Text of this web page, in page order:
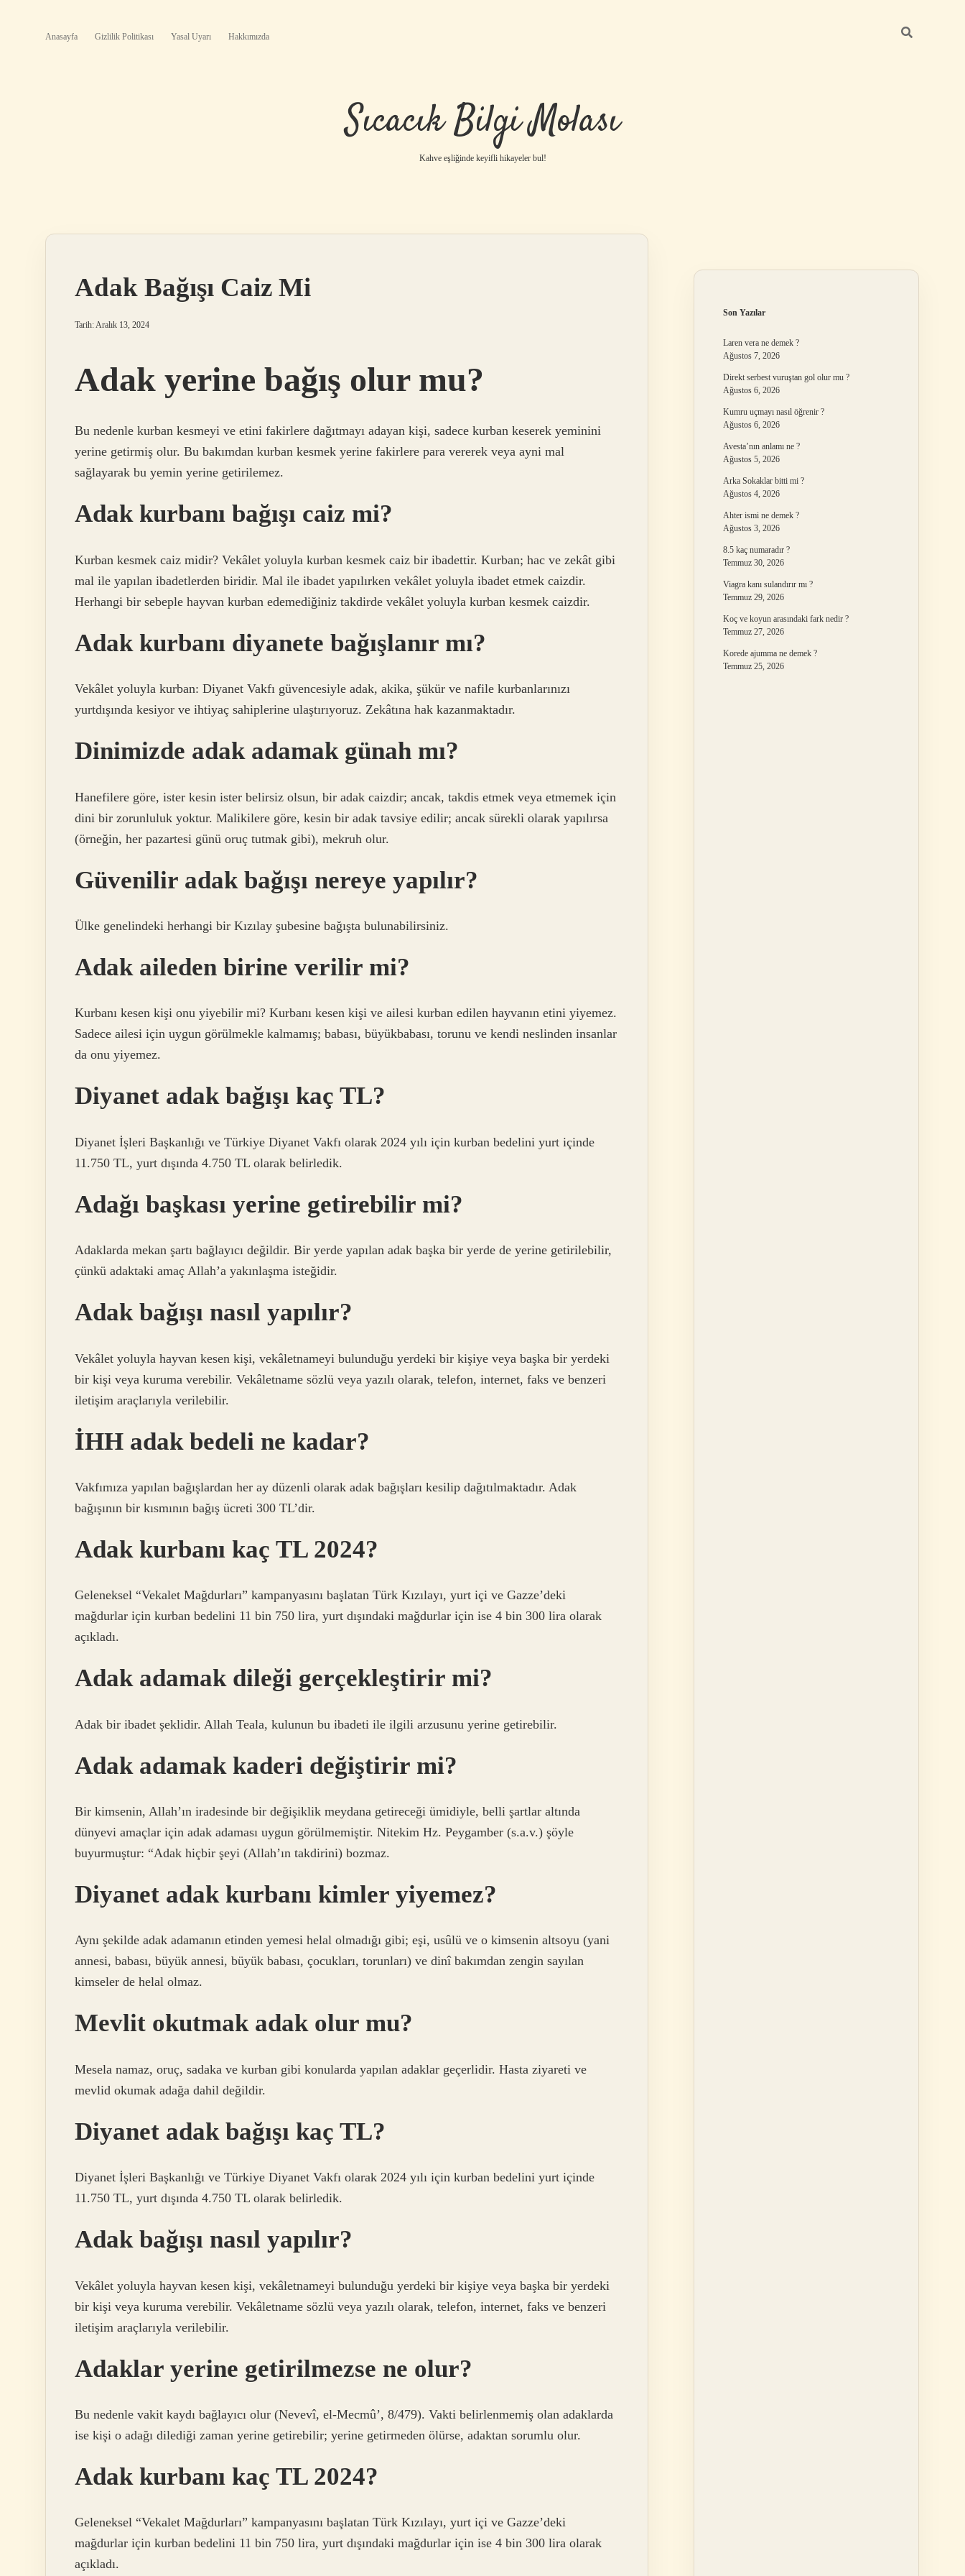
Anasayfa Gizlilik Politikası Yasal Uyarı Hakkımızda
Sıcacık Bilgi Molası
Kahve eşliğinde keyifli hikayeler bul!
Adak Bağışı Caiz Mi
Tarih: Aralık 13, 2024
Adak yerine bağış olur mu?
Bu nedenle kurban kesmeyi ve etini fakirlere dağıtmayı adayan kişi, sadece kurban keserek yeminini
yerine getirmiş olur. Bu bakımdan kurban kesmek yerine fakirlere para vererek veya ayni mal
sağlayarak bu yemin yerine getirilemez.
Adak kurbanı bağışı caiz mi?
Kurban kesmek caiz midir? Vekâlet yoluyla kurban kesmek caiz bir ibadettir. Kurban; hac ve zekât gibi
mal ile yapılan ibadetlerden biridir. Mal ile ibadet yapılırken vekâlet yoluyla ibadet etmek caizdir.
Herhangi bir sebeple hayvan kurban edemediğiniz takdirde vekâlet yoluyla kurban kesmek caizdir.
Adak kurbanı diyanete bağışlanır mı?
Vekâlet yoluyla kurban: Diyanet Vakfı güvencesiyle adak, akika, şükür ve nafile kurbanlarınızı
yurtdışında kesiyor ve ihtiyaç sahiplerine ulaştırıyoruz. Zekâtına hak kazanmaktadır.
Dinimizde adak adamak günah mı?
Hanefilere göre, ister kesin ister belirsiz olsun, bir adak caizdir; ancak, takdis etmek veya etmemek için
dini bir zorunluluk yoktur. Malikilere göre, kesin bir adak tavsiye edilir; ancak sürekli olarak yapılırsa
(örneğin, her pazartesi günü oruç tutmak gibi), mekruh olur.
Güvenilir adak bağışı nereye yapılır?
Ülke genelindeki herhangi bir Kızılay şubesine bağışta bulunabilirsiniz.
Adak aileden birine verilir mi?
Kurbanı kesen kişi onu yiyebilir mi? Kurbanı kesen kişi ve ailesi kurban edilen hayvanın etini yiyemez.
Sadece ailesi için uygun görülmekle kalmamış; babası, büyükbabası, torunu ve kendi neslinden insanlar
da onu yiyemez.
Diyanet adak bağışı kaç TL?
Diyanet İşleri Başkanlığı ve Türkiye Diyanet Vakfı olarak 2024 yılı için kurban bedelini yurt içinde
11.750 TL, yurt dışında 4.750 TL olarak belirledik.
Adağı başkası yerine getirebilir mi?
Adaklarda mekan şartı bağlayıcı değildir. Bir yerde yapılan adak başka bir yerde de yerine getirilebilir,
çünkü adaktaki amaç Allah’a yakınlaşma isteğidir.
Adak bağışı nasıl yapılır?
Vekâlet yoluyla hayvan kesen kişi, vekâletnameyi bulunduğu yerdeki bir kişiye veya başka bir yerdeki
bir kişi veya kuruma verebilir. Vekâletname sözlü veya yazılı olarak, telefon, internet, faks ve benzeri
iletişim araçlarıyla verilebilir.
İHH adak bedeli ne kadar?
Vakfımıza yapılan bağışlardan her ay düzenli olarak adak bağışları kesilip dağıtılmaktadır. Adak
bağışının bir kısmının bağış ücreti 300 TL’dir.
Adak kurbanı kaç TL 2024?
Geleneksel “Vekalet Mağdurları” kampanyasını başlatan Türk Kızılayı, yurt içi ve Gazze’deki
mağdurlar için kurban bedelini 11 bin 750 lira, yurt dışındaki mağdurlar için ise 4 bin 300 lira olarak
açıkladı.
Adak adamak dileği gerçekleştirir mi?
Adak bir ibadet şeklidir. Allah Teala, kulunun bu ibadeti ile ilgili arzusunu yerine getirebilir.
Adak adamak kaderi değiştirir mi?
Bir kimsenin, Allah’ın iradesinde bir değişiklik meydana getireceği ümidiyle, belli şartlar altında
dünyevi amaçlar için adak adaması uygun görülmemiştir. Nitekim Hz. Peygamber (s.a.v.) şöyle
buyurmuştur: “Adak hiçbir şeyi (Allah’ın takdirini) bozmaz.
Diyanet adak kurbanı kimler yiyemez?
Aynı şekilde adak adamanın etinden yemesi helal olmadığı gibi; eşi, usûlü ve o kimsenin altsoyu (yani
annesi, babası, büyük annesi, büyük babası, çocukları, torunları) ve dinî bakımdan zengin sayılan
kimseler de helal olmaz.
Mevlit okutmak adak olur mu?
Mesela namaz, oruç, sadaka ve kurban gibi konularda yapılan adaklar geçerlidir. Hasta ziyareti ve
mevlid okumak adağa dahil değildir.
Diyanet adak bağışı kaç TL?
Diyanet İşleri Başkanlığı ve Türkiye Diyanet Vakfı olarak 2024 yılı için kurban bedelini yurt içinde
11.750 TL, yurt dışında 4.750 TL olarak belirledik.
Adak bağışı nasıl yapılır?
Vekâlet yoluyla hayvan kesen kişi, vekâletnameyi bulunduğu yerdeki bir kişiye veya başka bir yerdeki
bir kişi veya kuruma verebilir. Vekâletname sözlü veya yazılı olarak, telefon, internet, faks ve benzeri
iletişim araçlarıyla verilebilir.
Adaklar yerine getirilmezse ne olur?
Bu nedenle vakit kaydı bağlayıcı olur (Nevevî, el-Mecmû’, 8/479). Vakti belirlenmemiş olan adaklarda
ise kişi o adağı dilediği zaman yerine getirebilir; yerine getirmeden ölürse, adaktan sorumlu olur.
Adak kurbanı kaç TL 2024?
Geleneksel “Vekalet Mağdurları” kampanyasını başlatan Türk Kızılayı, yurt içi ve Gazze’deki
mağdurlar için kurban bedelini 11 bin 750 lira, yurt dışındaki mağdurlar için ise 4 bin 300 lira olarak
açıkladı.
Son Yazılar
Laren vera ne demek ?
Ağustos 7, 2026
Direkt serbest vuruştan gol olur mu ?
Ağustos 6, 2026
Kumru uçmayı nasıl öğrenir ?
Ağustos 6, 2026
Avesta’nın anlamı ne ?
Ağustos 5, 2026
Arka Sokaklar bitti mi ?
Ağustos 4, 2026
Ahter ismi ne demek ?
Ağustos 3, 2026
8.5 kaç numaradır ?
Temmuz 30, 2026
Viagra kanı sulandırır mı ?
Temmuz 29, 2026
Koç ve koyun arasındaki fark nedir ?
Temmuz 27, 2026
Korede ajumma ne demek ?
Temmuz 25, 2026